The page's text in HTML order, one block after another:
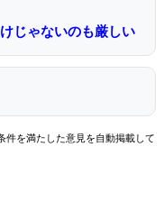
じゃないのも厳しい
を満たした意見を自動掲載して